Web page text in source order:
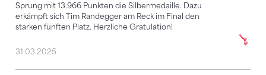
Sprung mit 13.966 Punkten die Silbermedaille. Dazu
erkämpft sich Tim Randegger am Reck im Final den
starken fünften Platz. Herzliche Gratulation!
31.03.2025